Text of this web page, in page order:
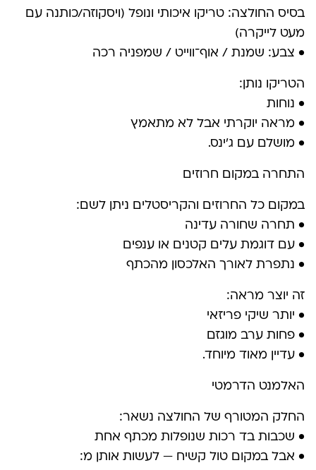
בסיס החולצה: טריקו איכותי ונופל (ויסקוזה/כותנה עם
מעט לייקרה)
• צבע: שמנת / אוף־ווייט / שמפניה רכה
הטריקו נותן:
• נוחות
• מראה יוקרתי אבל לא מתאמץ
• מושלם עם ג׳ינס.
התחרה במקום חרוזים
במקום כל החרוזים והקריסטלים ניתן לשם:
• תחרה שחורה עדינה
• עם דוגמת עלים קטנים או ענפים
• נתפרת לאורך האלכסון מהכתף
זה יוצר מראה:
• יותר שיקי פריזאי
• פחות ערב מוגזם
• עדיין מאוד מיוחד.
האלמנט הדרמטי
החלק המטורף של החולצה נשאר:
• שכבות בד רכות שנופלות מכתף אחת
• אבל במקום טול קשיח — לעשות אותן מ: